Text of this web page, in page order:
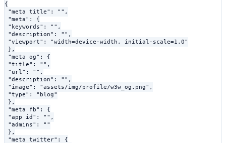
{
"meta_title": " ",
"meta": {
"keywords": " ",
"description": " ",
"viewport": "width=device-width, initial-scale=1.0"
},
"meta_og": {
"title": " ",
"url": " ",
"description": " ",
"image": "assets/img/profile/w3w_og.png",
"type": "blog"
},
"meta_fb": {
"app_id": "",
"admins": ""
},
"meta_twitter": {